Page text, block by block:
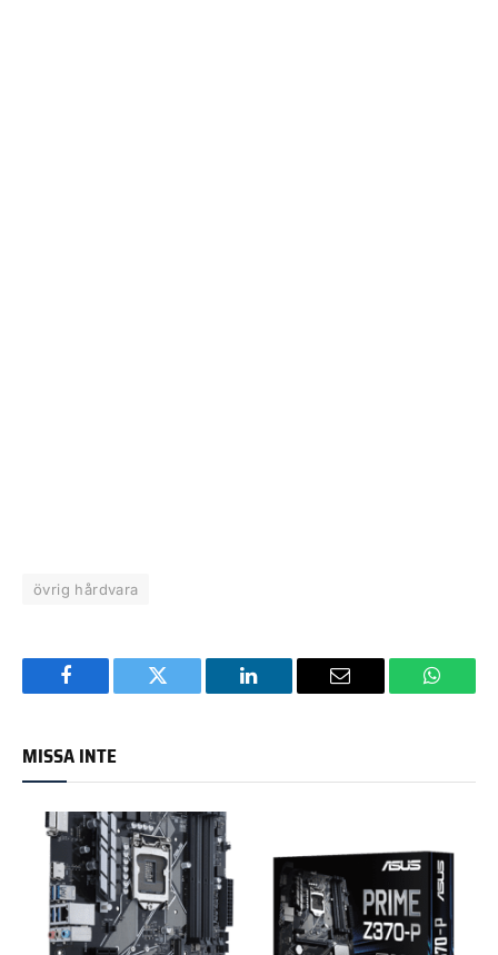
övrig hårdvara
Facebook Twitter LinkedIn Email
MISSA INTE